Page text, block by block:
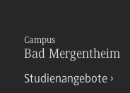
Campus
Bad Mergentheim
Studienangebote